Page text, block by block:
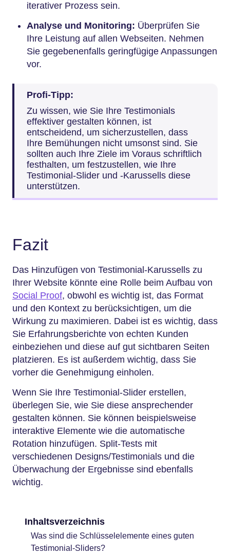
iterativer Prozess sein.
Analyse und Monitoring: Überprüfen Sie
Ihre Leistung auf allen Webseiten. Nehmen
Sie gegebenenfalls geringfügige Anpassungen
vor.
Profi-Tipp:
Zu wissen, wie Sie Ihre Testimonials
effektiver gestalten können, ist
entscheidend, um sicherzustellen, dass
Ihre Bemühungen nicht umsonst sind. Sie
sollten auch Ihre Ziele im Voraus schriftlich
festhalten, um festzustellen, wie Ihre
Testimonial-Slider und -Karussells diese
unterstützen.
Fazit
Das Hinzufügen von Testimonial-Karussells zu
Ihrer Website könnte eine Rolle beim Aufbau von
Social Proof, obwohl es wichtig ist, das Format
und den Kontext zu berücksichtigen, um die
Wirkung zu maximieren. Dabei ist es wichtig, dass
Sie Erfahrungsberichte von echten Kunden
einbeziehen und diese auf gut sichtbaren Seiten
platzieren. Es ist außerdem wichtig, dass Sie
vorher die Genehmigung einholen.
Wenn Sie Ihre Testimonial-Slider erstellen,
überlegen Sie, wie Sie diese ansprechender
gestalten können. Sie können beispielsweise
interaktive Elemente wie die automatische
Rotation hinzufügen. Split-Tests mit
verschiedenen Designs/Testimonials und die
Überwachung der Ergebnisse sind ebenfalls
wichtig.
Inhaltsverzeichnis
Was sind die Schlüsselelemente eines guten
Testimonial-Sliders?